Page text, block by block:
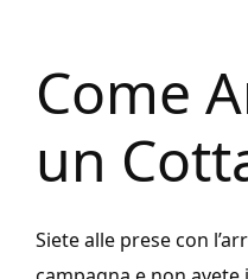
Come
un
Siete alle prese con